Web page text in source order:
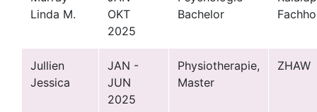
Linda M.
OKT
2025
Bachelor
Jullien
Jessica
JAN -
JUN
2025
Physiotherapie,
Master
ZHAW